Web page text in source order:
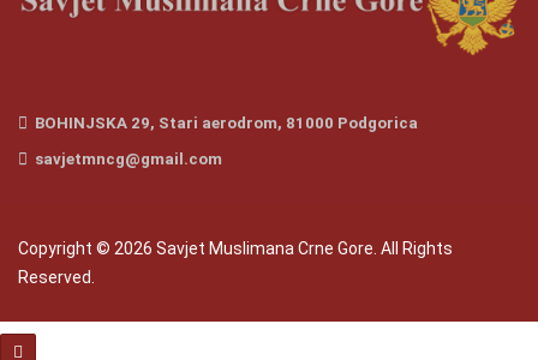
BOHINJSKA 29, Stari aerodrom, 81000 Podgorica
savjetmncg@gmail.com
Copyright © 2026 Savjet Muslimana Crne Gore. All Rights
Reserved.